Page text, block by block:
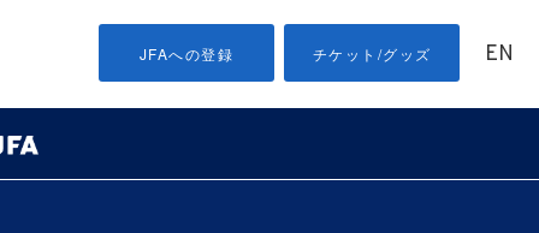
JFAへの登録 チケット/グッズ EN